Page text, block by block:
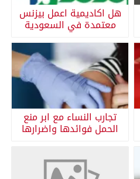
هل اكاديمية اعمل بيزنس
معتمدة في السعودية
تجارب النساء مع ابر منع
الحمل فوائدها واضرارها